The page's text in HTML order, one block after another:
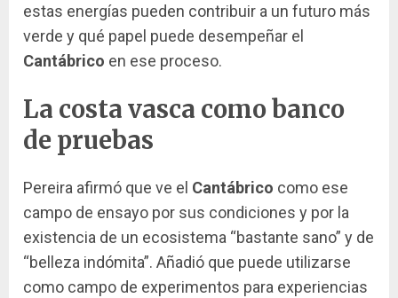
estas energías pueden contribuir a un futuro más
verde y qué papel puede desempeñar el
Cantábrico en ese proceso.
La costa vasca como banco
de pruebas
Pereira afirmó que ve el Cantábrico como ese
campo de ensayo por sus condiciones y por la
existencia de un ecosistema “bastante sano” y de
“belleza indómita”. Añadió que puede utilizarse
como campo de experimentos para experiencias